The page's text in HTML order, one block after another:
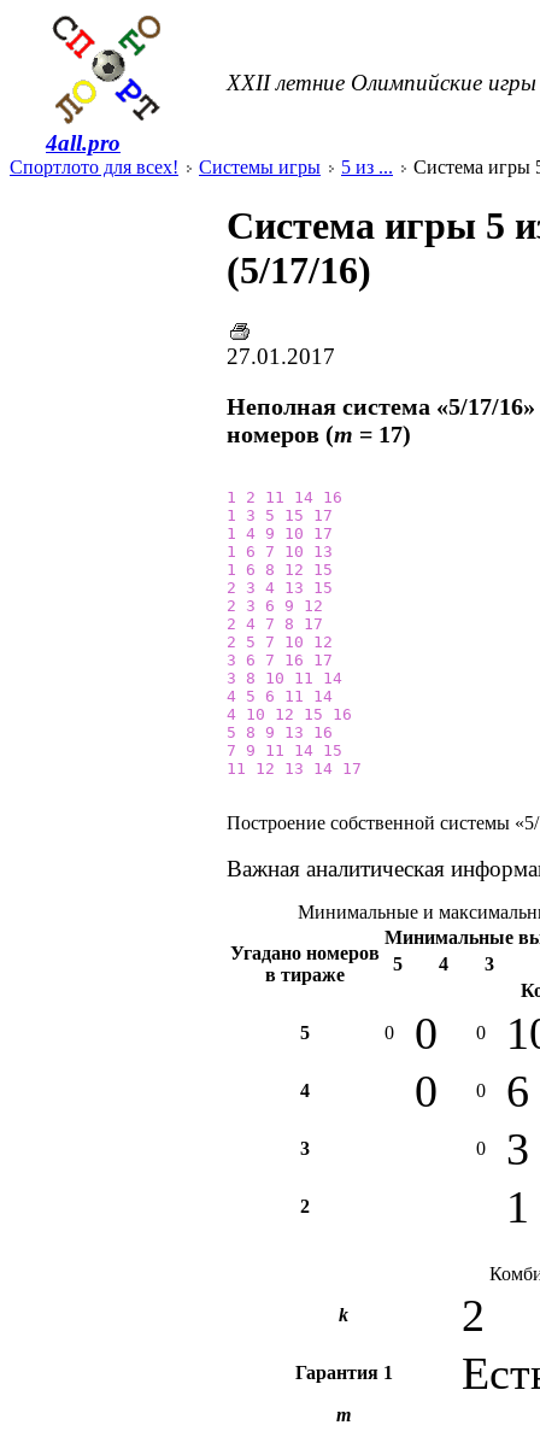
4all.pro
XXII летние Олимпийские
Спортлото для всех! Системы игры 5 из ... Система игры
Система игры 5
(5/17/16)
27.01.2017
Неполная система «5/17/
номеров (m = 17)
1 2 11 14 16
1
3 5 15
17
1 4 9 10
17
1
6 7 10
13
1
6 8 12
15
2
3 4 13
15
2
3 6 9
12
2 4 7 8
17
2
5 7 10
12
3
6 7 16
17
3
8 10 11
14
4 5 6 11
14
4 10 12 15
16
5
8 9 13
16
7
9 11 14 15
11
12 13 14 17
Построение собственной системы
Важная аналитическая
Минимальные и
Угадано номеров
в тираже
Минимальные
5
4
3
5 0 0 0
4 0 0 6
3 0 3
2 1
k
2
Гарантия 1
m